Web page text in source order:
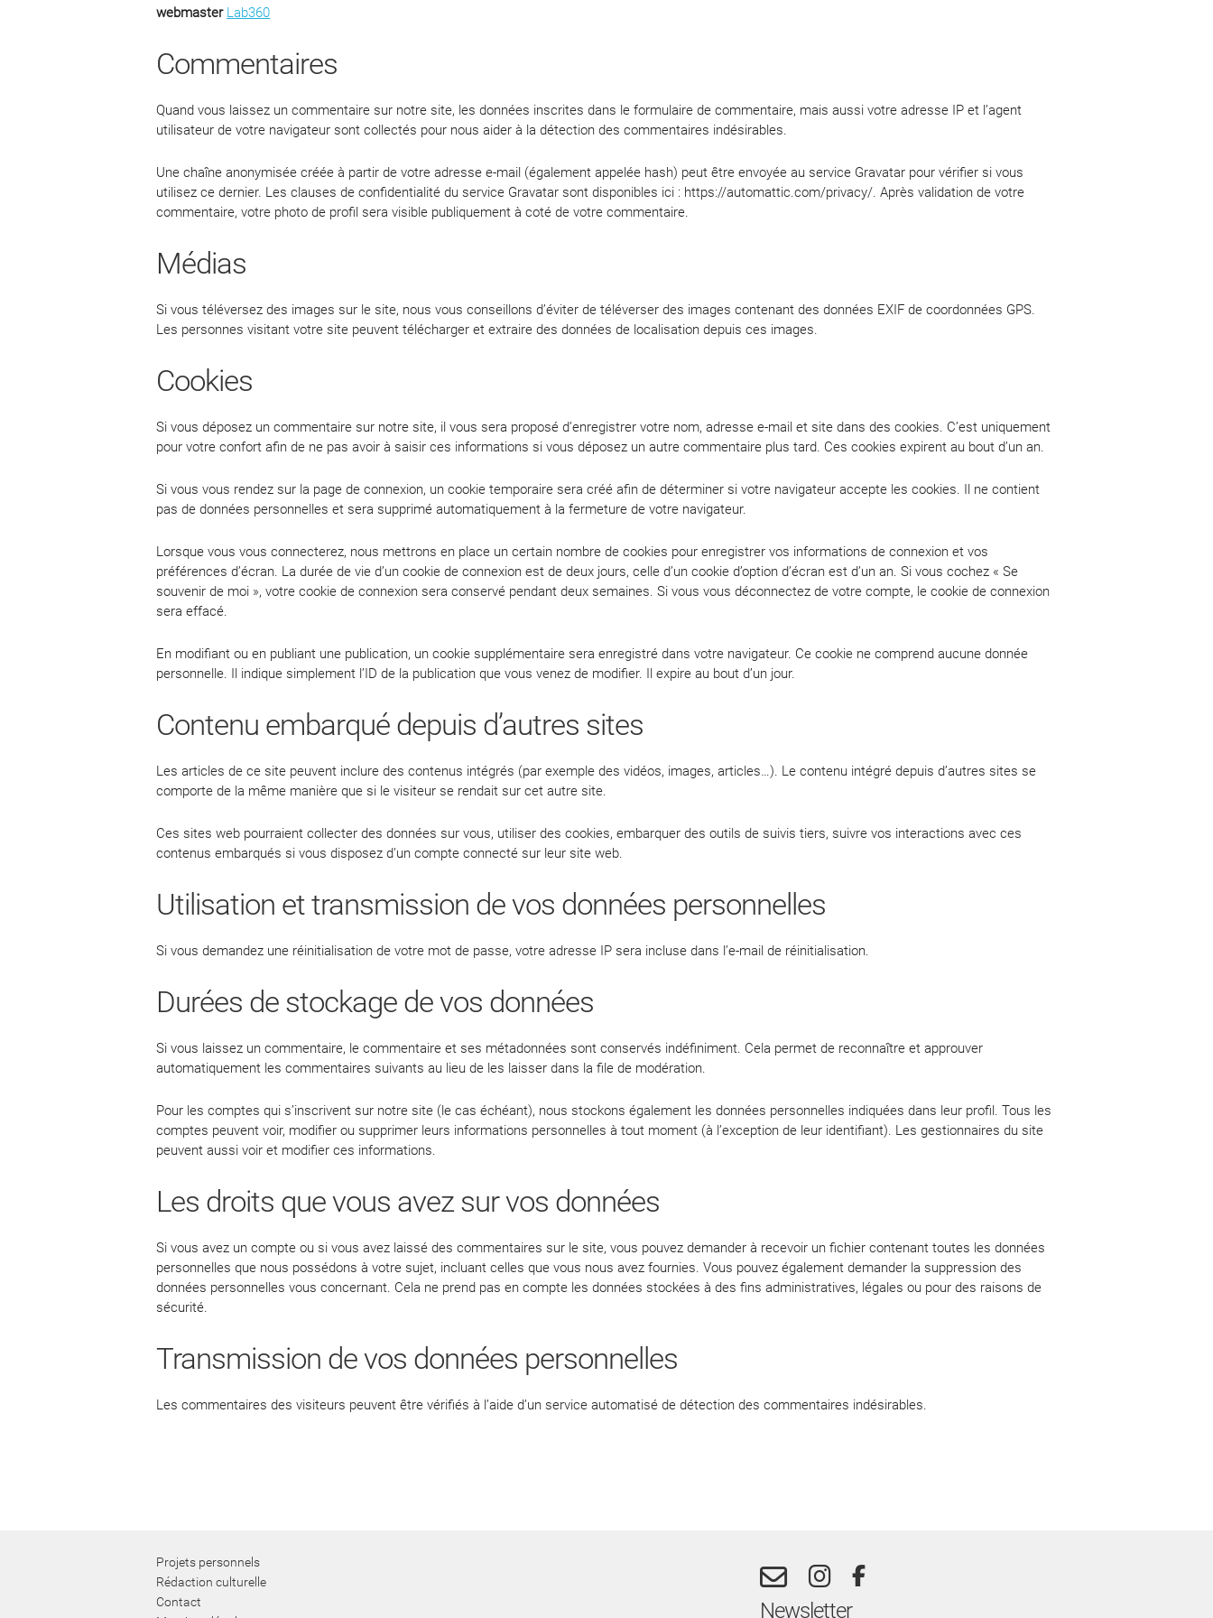
webmaster Lab360
Commentaires
Quand vous laissez un commentaire sur notre site, les données inscrites dans le formulaire de commentaire, mais aussi votre adresse IP et l’agent
utilisateur de votre navigateur sont collectés pour nous aider à la détection des commentaires indésirables.
Une chaîne anonymisée créée à partir de votre adresse e-mail (également appelée hash) peut être envoyée au service Gravatar pour vérifier si vous
utilisez ce dernier. Les clauses de confidentialité du service Gravatar sont disponibles ici : https://automattic.com/privacy/. Après validation de votre
commentaire, votre photo de profil sera visible publiquement à coté de votre commentaire.
Médias
Si vous téléversez des images sur le site, nous vous conseillons d’éviter de téléverser des images contenant des données EXIF de coordonnées GPS.
Les personnes visitant votre site peuvent télécharger et extraire des données de localisation depuis ces images.
Cookies
Si vous déposez un commentaire sur notre site, il vous sera proposé d’enregistrer votre nom, adresse e-mail et site dans des cookies. C’est uniquement
pour votre confort afin de ne pas avoir à saisir ces informations si vous déposez un autre commentaire plus tard. Ces cookies expirent au bout d’un an.
Si vous vous rendez sur la page de connexion, un cookie temporaire sera créé afin de déterminer si votre navigateur accepte les cookies. Il ne contient
pas de données personnelles et sera supprimé automatiquement à la fermeture de votre navigateur.
Lorsque vous vous connecterez, nous mettrons en place un certain nombre de cookies pour enregistrer vos informations de connexion et vos
préférences d’écran. La durée de vie d’un cookie de connexion est de deux jours, celle d’un cookie d’option d’écran est d’un an. Si vous cochez « Se
souvenir de moi », votre cookie de connexion sera conservé pendant deux semaines. Si vous vous déconnectez de votre compte, le cookie de connexion
sera effacé.
En modifiant ou en publiant une publication, un cookie supplémentaire sera enregistré dans votre navigateur. Ce cookie ne comprend aucune donnée
personnelle. Il indique simplement l’ID de la publication que vous venez de modifier. Il expire au bout d’un jour.
Contenu embarqué depuis d’autres sites
Les articles de ce site peuvent inclure des contenus intégrés (par exemple des vidéos, images, articles…). Le contenu intégré depuis d’autres sites se
comporte de la même manière que si le visiteur se rendait sur cet autre site.
Ces sites web pourraient collecter des données sur vous, utiliser des cookies, embarquer des outils de suivis tiers, suivre vos interactions avec ces
contenus embarqués si vous disposez d’un compte connecté sur leur site web.
Utilisation et transmission de vos données personnelles
Si vous demandez une réinitialisation de votre mot de passe, votre adresse IP sera incluse dans l’e-mail de réinitialisation.
Durées de stockage de vos données
Si vous laissez un commentaire, le commentaire et ses métadonnées sont conservés indéfiniment. Cela permet de reconnaître et approuver
automatiquement les commentaires suivants au lieu de les laisser dans la file de modération.
Pour les comptes qui s’inscrivent sur notre site (le cas échéant), nous stockons également les données personnelles indiquées dans leur profil. Tous les
comptes peuvent voir, modifier ou supprimer leurs informations personnelles à tout moment (à l’exception de leur identifiant). Les gestionnaires du site
peuvent aussi voir et modifier ces informations.
Les droits que vous avez sur vos données
Si vous avez un compte ou si vous avez laissé des commentaires sur le site, vous pouvez demander à recevoir un fichier contenant toutes les données
personnelles que nous possédons à votre sujet, incluant celles que vous nous avez fournies. Vous pouvez également demander la suppression des
données personnelles vous concernant. Cela ne prend pas en compte les données stockées à des fins administratives, légales ou pour des raisons de
sécurité.
Transmission de vos données personnelles
Les commentaires des visiteurs peuvent être vérifiés à l’aide d’un service automatisé de détection des commentaires indésirables.
Projets personnels
Rédaction culturelle
Contact
Newsletter